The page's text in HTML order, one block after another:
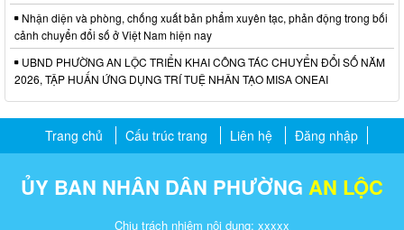
Nhận diện và phòng, chống xuất bản phẩm xuyên tạc, phản động trong bối
cảnh chuyển đổi số ở Việt Nam hiện nay
UBND PHƯỜNG AN LỘC TRIỂN KHAI CÔNG TÁC CHUYỂN ĐỔI SỐ NĂM
2026, TẬP HUẤN ỨNG DỤNG TRÍ TUỆ NHÂN TẠO MISA ONEAI
Trang chủ Cấu trúc trang Liên hệ Đăng nhập
ỦY BAN NHÂN DÂN PHƯỜNG AN LỘC
Chịu trách nhiệm nội dung: xxxxx